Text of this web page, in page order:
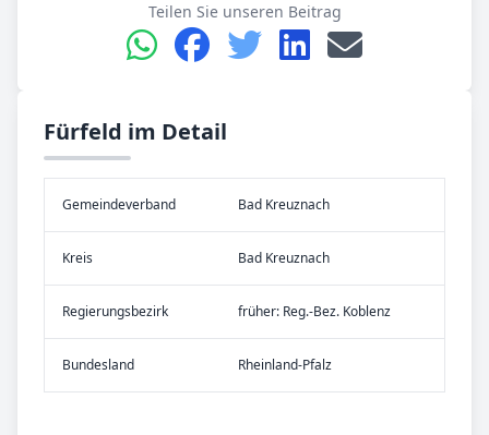
Teilen Sie unseren Beitrag
Fürfeld im Detail
Gemeinde­verband Bad Kreuznach
Kreis Bad Kreuznach
Re­gier­ungs­bezirk früher: Reg.-Bez. Koblenz
Bundes­land Rheinland-Pfalz